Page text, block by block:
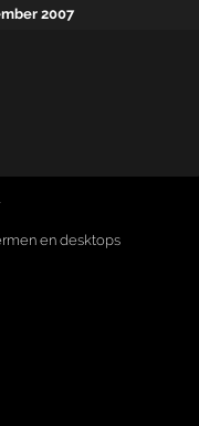
2007
en desktops